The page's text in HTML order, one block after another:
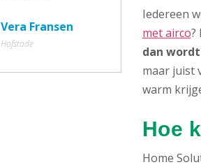
Vera Fransen
Hofstade
Iedereen
met airco?
dan
maar juist
warm
Hoe
Home